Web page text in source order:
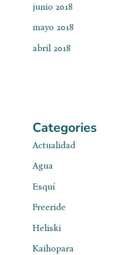
junio 2018
mayo 2018
abril 2018
Categories
Actualidad
Agua
Esquí
Freeride
Heliski
Kaihopara